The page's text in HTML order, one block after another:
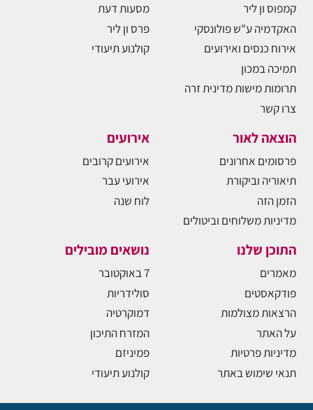
קמפוס ון ליר
האקדמיה ע"ש פולונסקי
אירוח כנסים ואירועים
תמיכה במכון
תרומות מישות מדינית זרה
צרו קשר
מסעות דעת
פרס ון ליר
קולנוע תיעודי
הוצאה לאור
פרסומים אחרונים
תיאוריה וביקורת
הזמן הזה
מדיניות משלוחים וביטולים
אירועים
אירועים קרובים
אירועי עבר
לוח שנה
התוכן שלנו
מאמרים
פודקאסטים
הרצאות מצולמות
על האתר
מדיניות פרטיות
תנאי שימוש באתר
נושאים מובילים
7 באוקטובר
סולידריות
דמוקרטיה
המזרח התיכון
פמיניזם
קולנוע תיעודי